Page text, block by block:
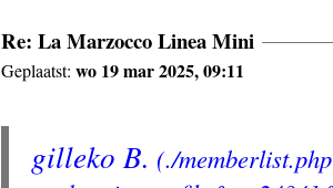
Re: La Marzocco Linea Mini
Geplaatst:wo 19 mar 2025, 09:11
gilleko B.